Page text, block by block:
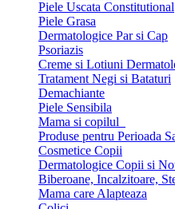
Piele Uscata Constitutional
Piele Grasa
Dermatologice Par si Cap
Psoriazis
Creme si Lotiuni
Tratament Negi si Bataturi
Demachiante
Piele Sensibila
Mama si copilul
Produse pentru Perioada
Cosmetice Copii
Dermatologice Copii si
Biberoane, Incalzitoare,
Mama care Alapteaza